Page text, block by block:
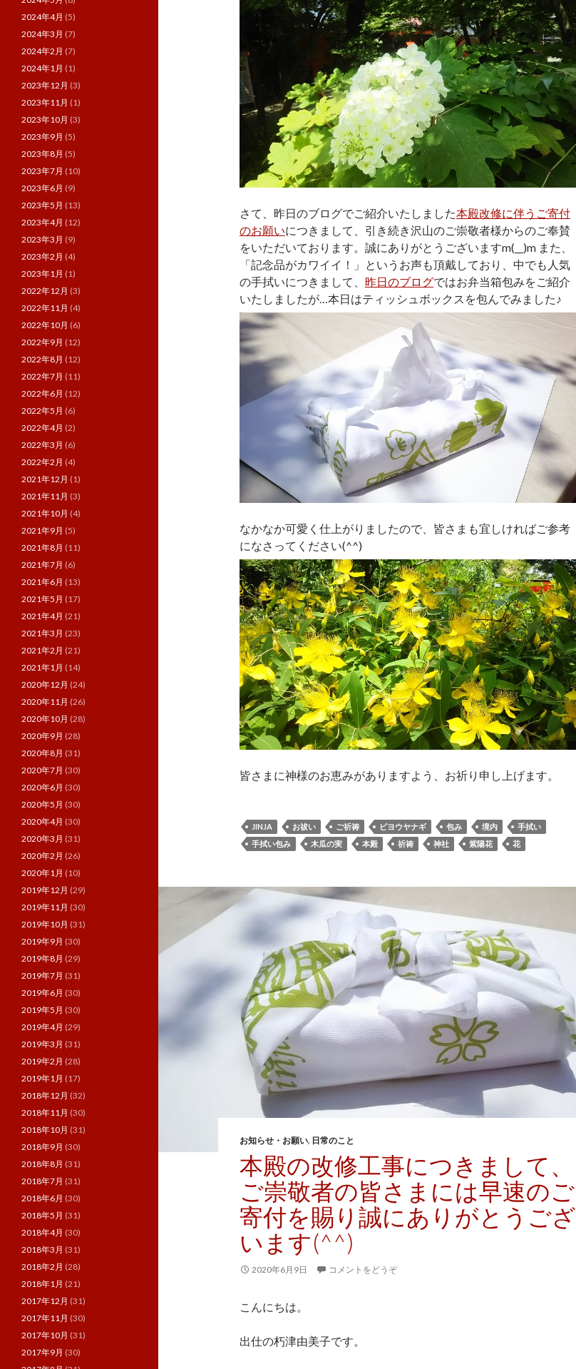
さて、昨日のブログでご紹介いたしました本殿改修に伴うご寄付
のお願いにつきまして、引き続き沢山のご崇敬者様からのご奉賛
をいただいております。誠にありがとうございますm(__)m また、
「記念品がカワイイ！」というお声も頂戴しており、中でも人気
の手拭いにつきまして、 昨日のブログではお弁当箱包みをご紹介
いたしましたが…本日はティッシュボックスを包んでみました♪
なかなか可愛く仕上がりましたので、皆さまも宜しければご参考
になさってください(^^)
皆さまに神様のお恵みがありますよう、お祈り申し上げます。
JINJA お祓い ご祈祷 ビヨウヤナギ 包み 境内
手拭い
手拭い包み
木瓜の実 本殿 祈祷 神社 紫陽花 花
お知らせ・お願い, 日常のこと
本殿の改修工事につきまして、
ご崇敬者の皆さまには早速のご
寄付を賜り誠にありがとうござ
います(^^)
2020年6月9日 コメントをどうぞ
こんにちは。
出仕の朽津由美子です。
2024年4月 (5)
2024年3月 (7)
2024年2月 (7)
2024年1月 (1)
2023年12月 (3)
2023年11月 (1)
2023年10月 (3)
2023年9月 (5)
2023年8月 (5)
2023年7月 (10)
2023年6月 (9)
2023年5月 (13)
2023年4月 (12)
2023年3月 (9)
2023年2月 (4)
2023年1月 (1)
2022年12月 (3)
2022年11月 (4)
2022年10月 (6)
2022年9月 (12)
2022年8月 (12)
2022年7月 (11)
2022年6月 (12)
2022年5月 (6)
2022年4月 (2)
2022年3月 (6)
2022年2月 (4)
2021年12月 (1)
2021年11月 (3)
2021年10月 (4)
2021年9月 (5)
2021年8月 (11)
2021年7月 (6)
2021年6月 (13)
2021年5月 (17)
2021年4月 (21)
2021年3月 (23)
2021年2月 (21)
2021年1月 (14)
2020年12月 (24)
2020年11月 (26)
2020年10月 (28)
2020年9月 (28)
2020年8月 (31)
2020年7月 (30)
2020年6月 (30)
2020年5月 (30)
2020年4月 (30)
2020年3月 (31)
2020年2月 (26)
2020年1月 (10)
2019年12月 (29)
2019年11月 (30)
2019年10月 (31)
2019年9月 (30)
2019年8月 (29)
2019年7月 (31)
2019年6月 (30)
2019年5月 (30)
2019年4月 (29)
2019年3月 (31)
2019年2月 (28)
2019年1月 (17)
2018年12月 (32)
2018年11月 (30)
2018年10月 (31)
2018年9月 (30)
2018年8月 (31)
2018年7月 (31)
2018年6月 (30)
2018年5月 (31)
2018年4月 (30)
2018年3月 (31)
2018年2月 (28)
2018年1月 (21)
2017年12月 (31)
2017年11月 (30)
2017年10月 (31)
2017年9月 (30)